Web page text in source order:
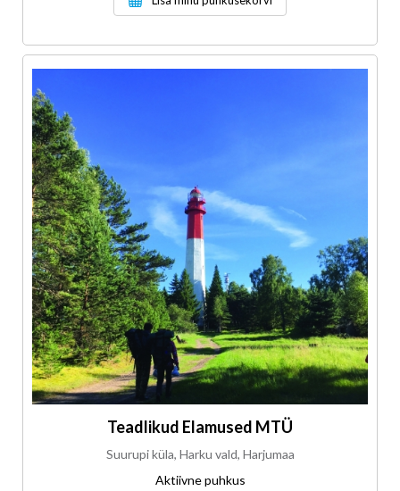
Teadlikud Elamused MTÜ
Suurupi küla, Harku vald, Harjumaa
Aktiivne puhkus